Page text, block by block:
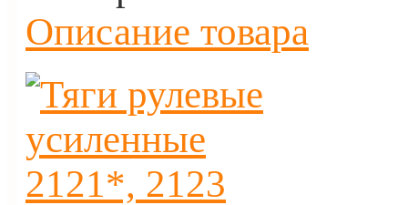
Описание товара